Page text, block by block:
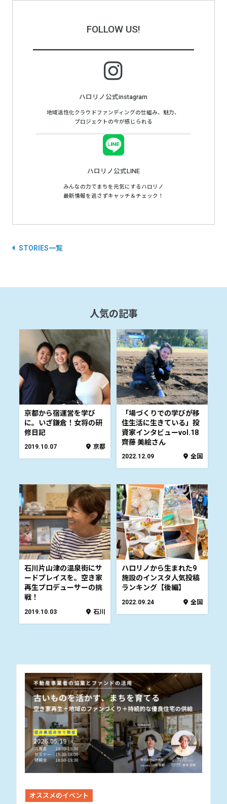
FOLLOW US!
ハロリノ公式instagram
地域活性化クラウドファンディングの仕組み、魅力、
プロジェクトの今が感じられる
ハロリノ公式LINE
みんなの力でまちを元気にするハロリノ
最新情報を逃さずキャッチ＆チェック！
STORIES一覧
人気の記事
京都から宿運営を学び
に。いざ鎌倉！女将の研
修日記
2019.10.07 京都
「場づくりでの学びが移
住生活に生きている」投
資家インタビューvol.18
齊藤 美絵さん
2022.12.09 全国
石川片山津の温泉街にサ
ードプレイスを。空き家
再生プロデューサーの挑
戦！
2019.10.03 石川
ハロリノから生まれた9
施設のインスタ人気投稿
ランキング【後編】
2022.09.24 全国
オススメのイベント